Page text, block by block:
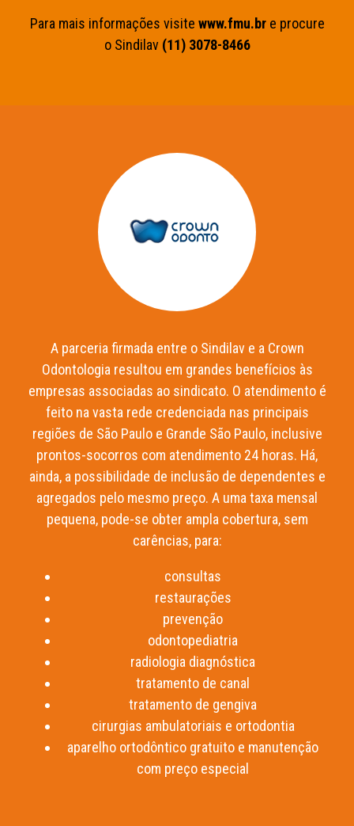
Para mais informações visite www.fmu.bre procure
o Sindilav (11) 3078-8466
A parceria firmada entre o Sindilav e a Crown
Odontologia resultou em grandes benefícios às
empresas associadas ao sindicato. O atendimento é
feito na vasta rede credenciada nas principais
regiões de São Paulo e Grande São Paulo, inclusive
prontos-socorros com atendimento 24 horas. Há,
ainda, a possibilidade de inclusão de dependentes e
agregados pelo mesmo preço. A uma taxa mensal
pequena, pode-se obter ampla cobertura, sem
carências, para:
consultas
restaurações
prevenção
odontopediatria
radiologia diagnóstica
tratamento de canal
tratamento de gengiva
cirurgias ambulatoriais e ortodontia
aparelho ortodôntico gratuito e manutenção
com preço especial